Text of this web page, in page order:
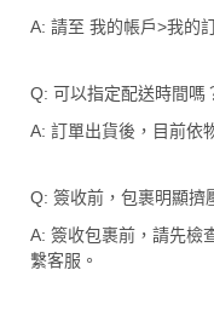
A: 請至 我的帳戶>我的
Q: 可以指定配送時間嗎
A: 訂單出貨後，目前依
Q: 簽收前，包裹明顯擠
A: 簽收包裹前，請先檢
繫客服。